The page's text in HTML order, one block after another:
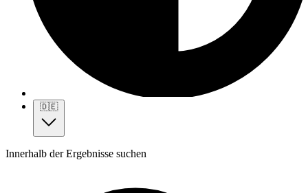
🇩🇪
Innerhalb der Ergebnisse suchen